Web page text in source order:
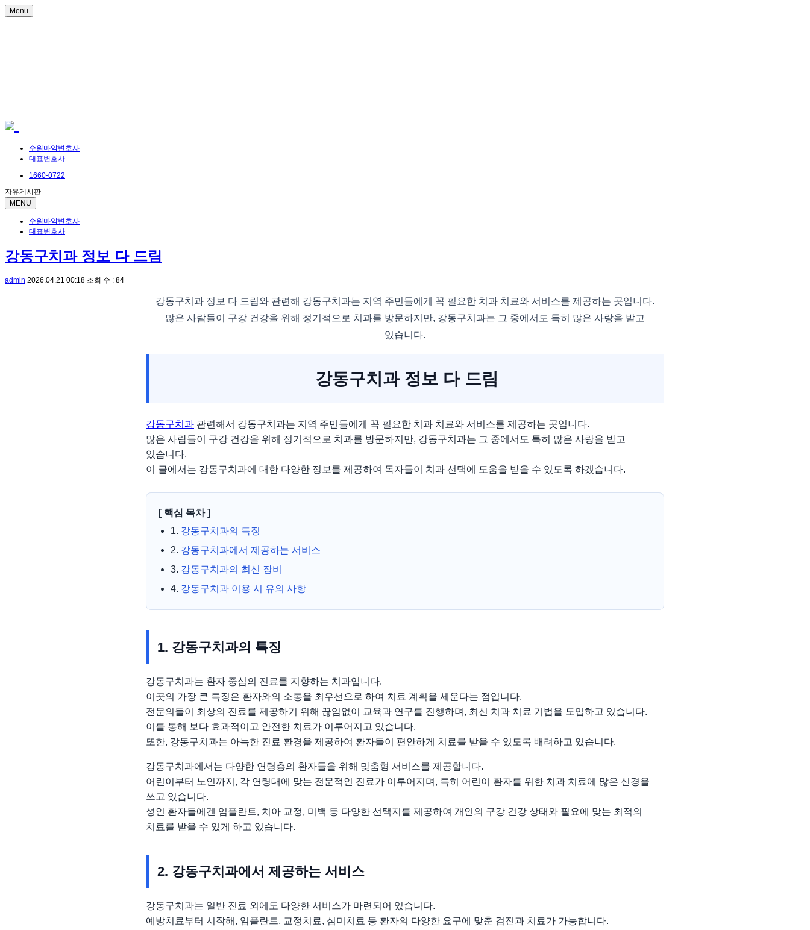
Menu
수원마약변호사
대표변호사
1660-0722
자유게시판
MENU
수원마약변호사
대표변호사
강동구치과 정보 다 드림
admin 2026.04.21 00:18 조회 수 : 84
강동구치과 정보 다 드림와 관련해 강동구치과는 지역 주민들에게 꼭 필요한 치과 치료와 서비스를 제공하는 곳입니다.
많은 사람들이 구강 건강을 위해 정기적으로 치과를 방문하지만, 강동구치과는 그 중에서도 특히 많은 사랑을 받고
있습니다.
강동구치과 정보 다 드림
강동구치과 관련해서 강동구치과는 지역 주민들에게 꼭 필요한 치과 치료와 서비스를 제공하는 곳입니다.
많은 사람들이 구강 건강을 위해 정기적으로 치과를 방문하지만, 강동구치과는 그 중에서도 특히 많은 사랑을 받고
있습니다.
이 글에서는 강동구치과에 대한 다양한 정보를 제공하여 독자들이 치과 선택에 도움을 받을 수 있도록 하겠습니다.
[ 핵심 목차 ]
1. 강동구치과의 특징
2. 강동구치과에서 제공하는 서비스
3. 강동구치과의 최신 장비
4. 강동구치과 이용 시 유의 사항
1. 강동구치과의 특징
강동구치과는 환자 중심의 진료를 지향하는 치과입니다.
이곳의 가장 큰 특징은 환자와의 소통을 최우선으로 하여 치료 계획을 세운다는 점입니다.
전문의들이 최상의 진료를 제공하기 위해 끊임없이 교육과 연구를 진행하며, 최신 치과 치료 기법을 도입하고 있습니다.
이를 통해 보다 효과적이고 안전한 치료가 이루어지고 있습니다.
또한, 강동구치과는 아늑한 진료 환경을 제공하여 환자들이 편안하게 치료를 받을 수 있도록 배려하고 있습니다.
강동구치과에서는 다양한 연령층의 환자들을 위해 맞춤형 서비스를 제공합니다.
어린이부터 노인까지, 각 연령대에 맞는 전문적인 진료가 이루어지며, 특히 어린이 환자를 위한 치과 치료에 많은 신경을
쓰고 있습니다.
성인 환자들에겐 임플란트, 치아 교정, 미백 등 다양한 선택지를 제공하여 개인의 구강 건강 상태와 필요에 맞는 최적의
치료를 받을 수 있게 하고 있습니다.
2. 강동구치과에서 제공하는 서비스
강동구치과는 일반 진료 외에도 다양한 서비스가 마련되어 있습니다.
예방치료부터 시작해, 임플란트, 교정치료, 심미치료 등 환자의 다양한 요구에 맞춘 검진과 치료가 가능합니다.